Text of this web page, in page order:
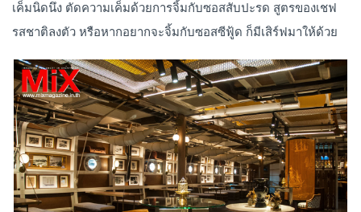
เค็มนิดนึง ตัดความเค็มด้วยการจิ้มกับซอสสับปะรด สูตรของเชฟ
รสชาติลงตัว หรือหากอยากจะจิ้มกับซอสซีฟู้ด ก็มีเสิร์ฟมาให้ด้วย